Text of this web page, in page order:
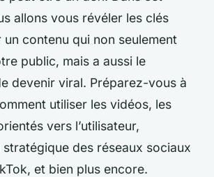
allons vous révéler les clés
contenu qui non seulement
public, mais a aussi le
devenir viral. Préparez-vous à
utiliser les vidéos, les
vers l’utilisateur,
stratégique des réseaux sociaux
et bien plus encore.